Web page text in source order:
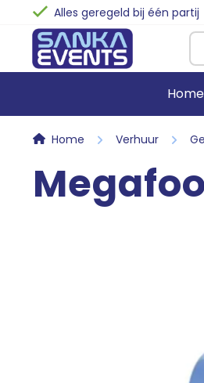
Alles geregeld bij één partij
Home
Stormbanen
Springkussens
Home Verhuur